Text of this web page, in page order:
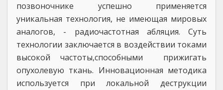
позвоночнике успешно применяется
уникальная технология, не имеющая мировых
аналогов, - радиочастотная абляция. Суть
технологии заключается в воздействии токами
высокой частоты,способными прижигать
опухолевую ткань. Инновационная методика
используется при локальной деструкции